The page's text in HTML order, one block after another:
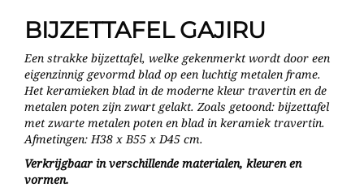
BIJZETTAFEL GAJIRU
Een strakke bijzettafel, welke gekenmerkt wordt door een
eigenzinnig gevormd blad op een luchtig metalen frame.
Het keramieken blad in de moderne kleur travertin en de
metalen poten zijn zwart gelakt. Zoals getoond: bijzettafel
met zwarte metalen poten en blad in keramiek travertin.
Afmetingen: H38 x B55 x D45 cm.
Verkrijgbaar in verschillende materialen, kleuren en
vormen.